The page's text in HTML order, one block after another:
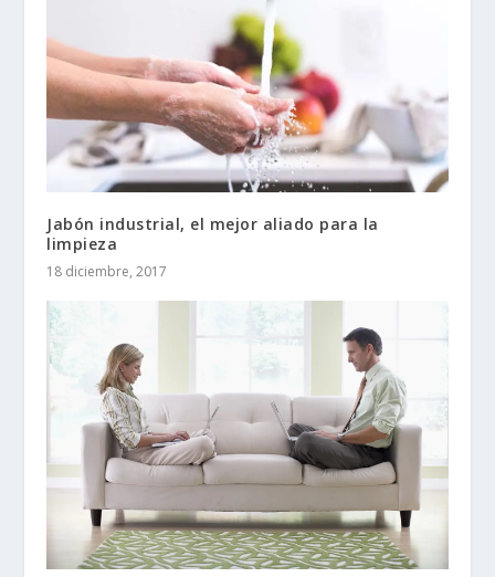
Jabón industrial, el mejor aliado para la
limpieza
18 diciembre, 2017